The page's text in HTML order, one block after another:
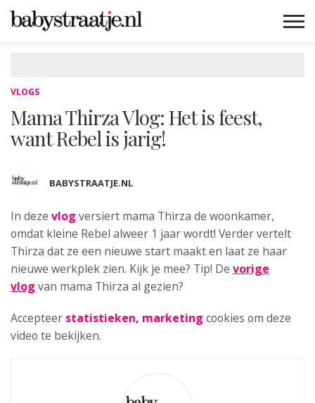
VLOGS
Mama Thirza Vlog: Het is feest,
want Rebel is jarig!
BABYSTRAATJE.NL
In deze vlog versiert mama Thirza de woonkamer,
omdat kleine Rebel alweer 1 jaar wordt! Verder vertelt
Thirza dat ze een nieuwe start maakt en laat ze haar
nieuwe werkplek zien. Kijk je mee? Tip! De vorige
vlog van mama Thirza al gezien?
Accepteer statistieken, marketing cookies om deze
video te bekijken.